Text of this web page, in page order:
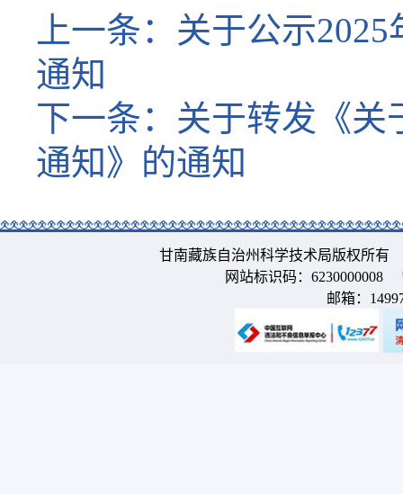
上一条： 关于公示
通知
下一条： 关于转发《关
通知》的通知
甘南藏族自治州科学技术局版权所
网站标识码：6230000008
邮箱：